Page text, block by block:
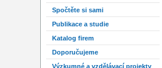
Spočtěte si sami
Publikace a studie
Katalog firem
Doporučujeme
Výzkumné a vzdělávací projekty